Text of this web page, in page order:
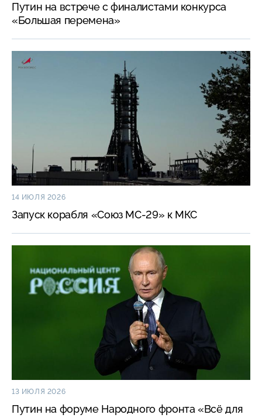
Путин на встрече с финалистами конкурса
«Большая перемена»
14 ИЮЛЯ 2026
Запуск корабля «Союз МС-29» к МКС
13 ИЮЛЯ 2026
Путин на форуме Народного фронта «Всё для